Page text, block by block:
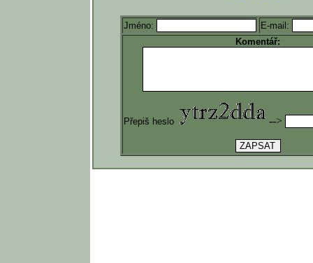
Jméno:
E-mail:
Komentář:
Přepiš heslo -->